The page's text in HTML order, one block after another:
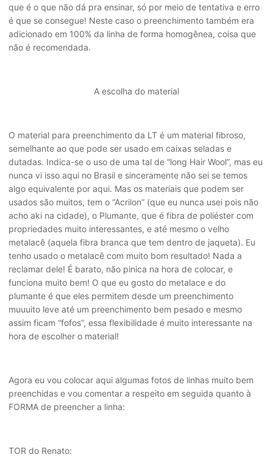
que é o que não dá pra ensinar, só por meio de tentativa e erro
é que se consegue! Neste caso o preenchimento também era
adicionado em 100% da linha de forma homogênea, coisa que
não é recomendada.
A escolha do material
O material para preenchimento da LT é um material fibroso,
semelhante ao que pode ser usado em caixas seladas e
dutadas. Indica-se o uso de uma tal de “long Hair Wool”, mas eu
nunca vi isso aqui no Brasil e sinceramente não sei se temos
algo equivalente por aqui. Mas os materiais que podem ser
usados são muitos, tem o “Acrilon” (que eu nunca usei pois não
acho aki na cidade), o Plumante, que é fibra de poliéster com
propriedades muito interessantes, e até mesmo o velho
metalacê (aquela fibra branca que tem dentro de jaqueta). Eu
tenho usado o metalacê com muito bom resultado! Nada a
reclamar dele! É barato, não pinica na hora de colocar, e
funciona muito bem! O que eu gosto do metalace e do
plumante é que eles permitem desde um preenchimento
muuuito leve até um preenchimento bem pesado e mesmo
assim ficam “fofos”, essa flexibilidade é muito interessante na
hora de escolher o material!
Agora eu vou colocar aqui algumas fotos de linhas muito bem
preenchidas e vou comentar a respeito em seguida quanto à
FORMA de preencher a linha:
TOR do Renato: